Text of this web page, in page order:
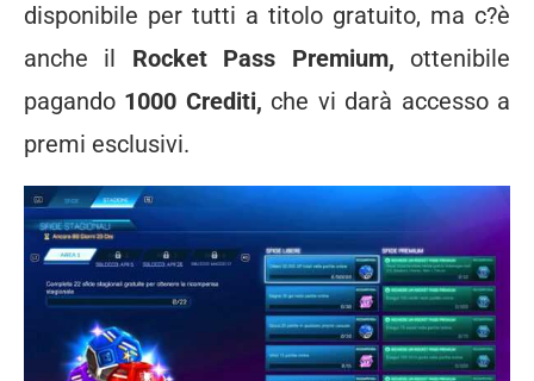
disponibile per tutti a titolo gratuito, ma c?è
anche il Rocket Pass Premium, ottenibile
pagando 1000 Crediti, che vi darà accesso a
premi esclusivi.